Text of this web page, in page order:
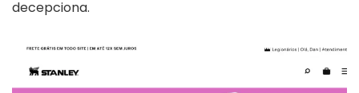
decepciona.